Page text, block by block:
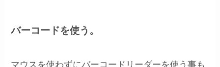
バーコードを使う。
マウスを使わずにバーコードリーダーを使う事も